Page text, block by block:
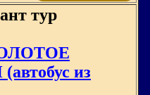
тур
из